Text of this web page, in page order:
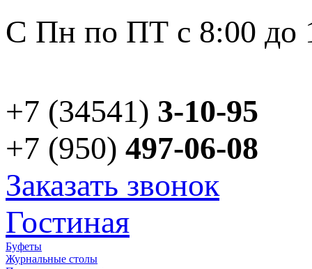
С Пн по ПТ с 8:00 до
+7 (34541) 3-10-95
+7 (950) 497-06-08
Заказать звонок
Гостиная
Буфеты
Журнальные столы